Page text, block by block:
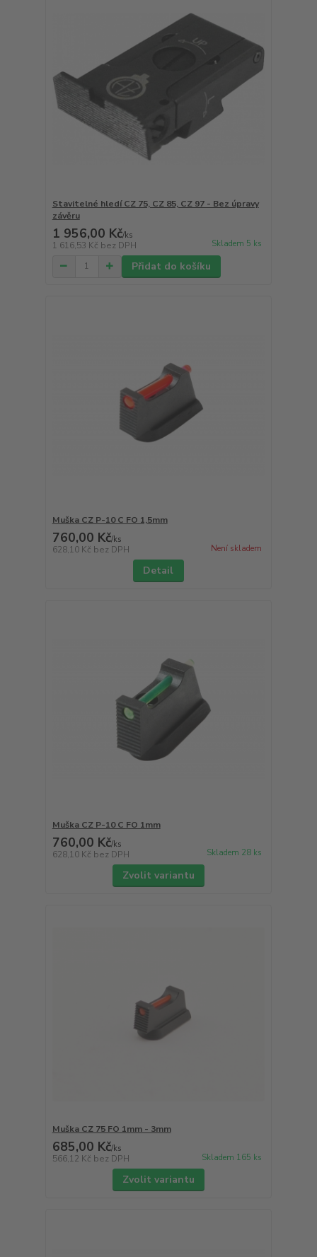
Stavitelné hledí CZ 75, CZ 85, CZ 97 - Bez úpravy
závěru
1 956,00 Kč/ks
1 616,53 Kč bez DPH Skladem 5 ks
Přidat do košíku
Muška CZ P-10 C FO 1,5mm
760,00 Kč/ks
628,10 Kč bez DPH Není skladem
Detail
Muška CZ P-10 C FO 1mm
760,00 Kč/ks
628,10 Kč bez DPH Skladem 28 ks
Zvolit variantu
Muška CZ 75 FO 1mm - 3mm
685,00 Kč/ks
566,12 Kč bez DPH Skladem 165 ks
Zvolit variantu